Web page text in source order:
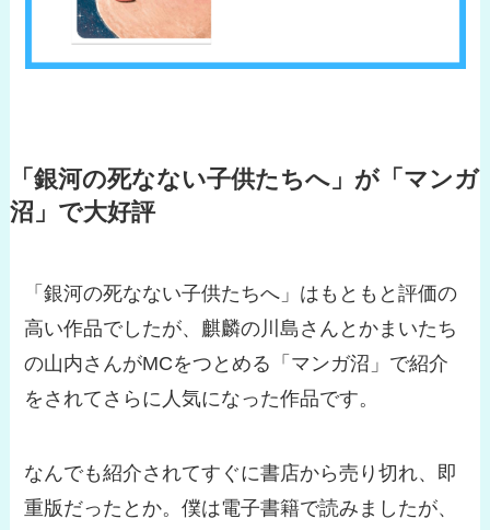
「銀河の死なない子供たちへ」が「マンガ
沼」で大好評
「銀河の死なない子供たちへ」はもともと評価の
高い作品でしたが、麒麟の川島さんとかまいたち
の山内さんがMCをつとめる「マンガ沼」で紹介
をされてさらに人気になった作品です。
なんでも紹介されてすぐに書店から売り切れ、即
重版だったとか。僕は電子書籍で読みましたが、